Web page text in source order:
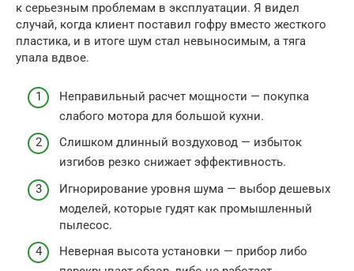
к серьезным проблемам в эксплуатации. Я видел
случай, когда клиент поставил гофру вместо жесткого
пластика, и в итоге шум стал невыносимым, а тяга
упала вдвое.
Неправильный расчет мощности — покупка
слабого мотора для большой кухни.
Слишком длинный воздуховод — избыток
изгибов резко снижает эффективность.
Игнорирование уровня шума — выбор дешевых
моделей, которые гудят как промышленный
пылесос.
Неверная высота установки — прибор либо